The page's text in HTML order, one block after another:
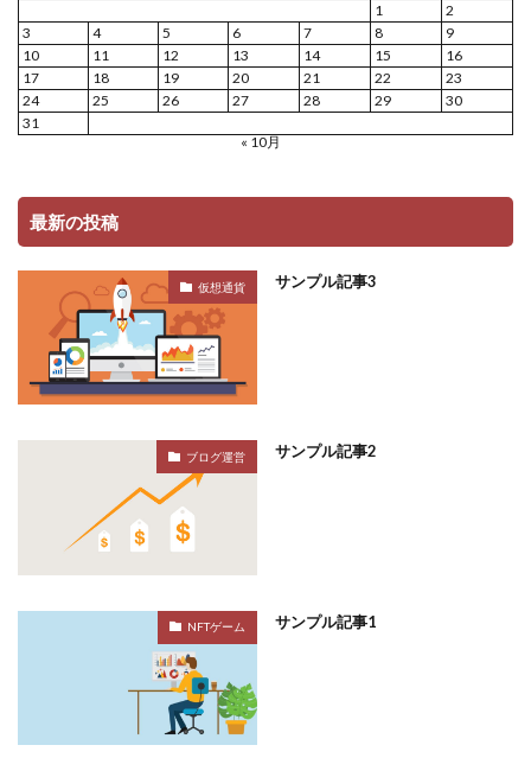
1
2
3
4 5 6 7 8
9
10
11 12 13 14 15
16
17
18 19 20 21 22
23
24
25 26 27 28 29
30
31
« 10月
最新の投稿
仮想通貨 サンプル記事3
ブログ運営 サンプル記事2
NFTゲーム サンプル記事1